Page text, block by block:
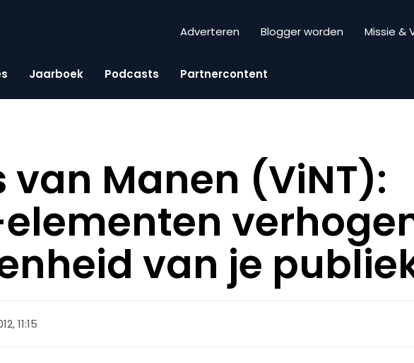
Adverteren Blogger worden Missie &
Jaarboek Podcasts Partnercontent
van Manen (ViNT):
van je
11:15